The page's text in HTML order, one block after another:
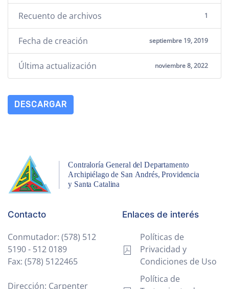
Recuento de archivos 1
Fecha de creación septiembre 19, 2019
Última actualización noviembre 8, 2022
DESCARGAR
Contacto
Conmutador: (578) 512
5190 - 512 0189
Fax: (578) 5122465
Dirección: Carpenter
Enlaces de interés
Políticas de
Privacidad y
Condiciones de Uso
Política de